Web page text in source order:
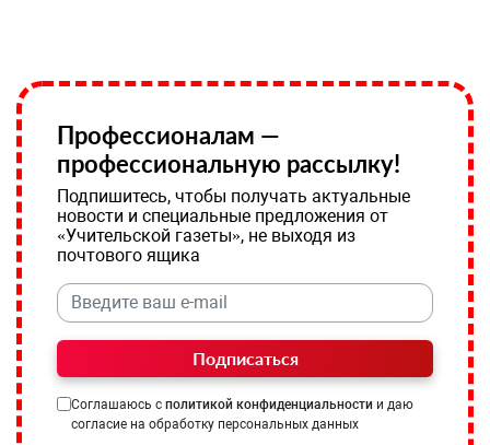
Профессионалам —
профессиональную рассылку!
Подпишитесь, чтобы получать актуальные
новости и специальные предложения от
«Учительской газеты», не выходя из
почтового ящика
Подписаться
Соглашаюсь с политикой конфиденциальности и даю
согласие на обработку персональных данных